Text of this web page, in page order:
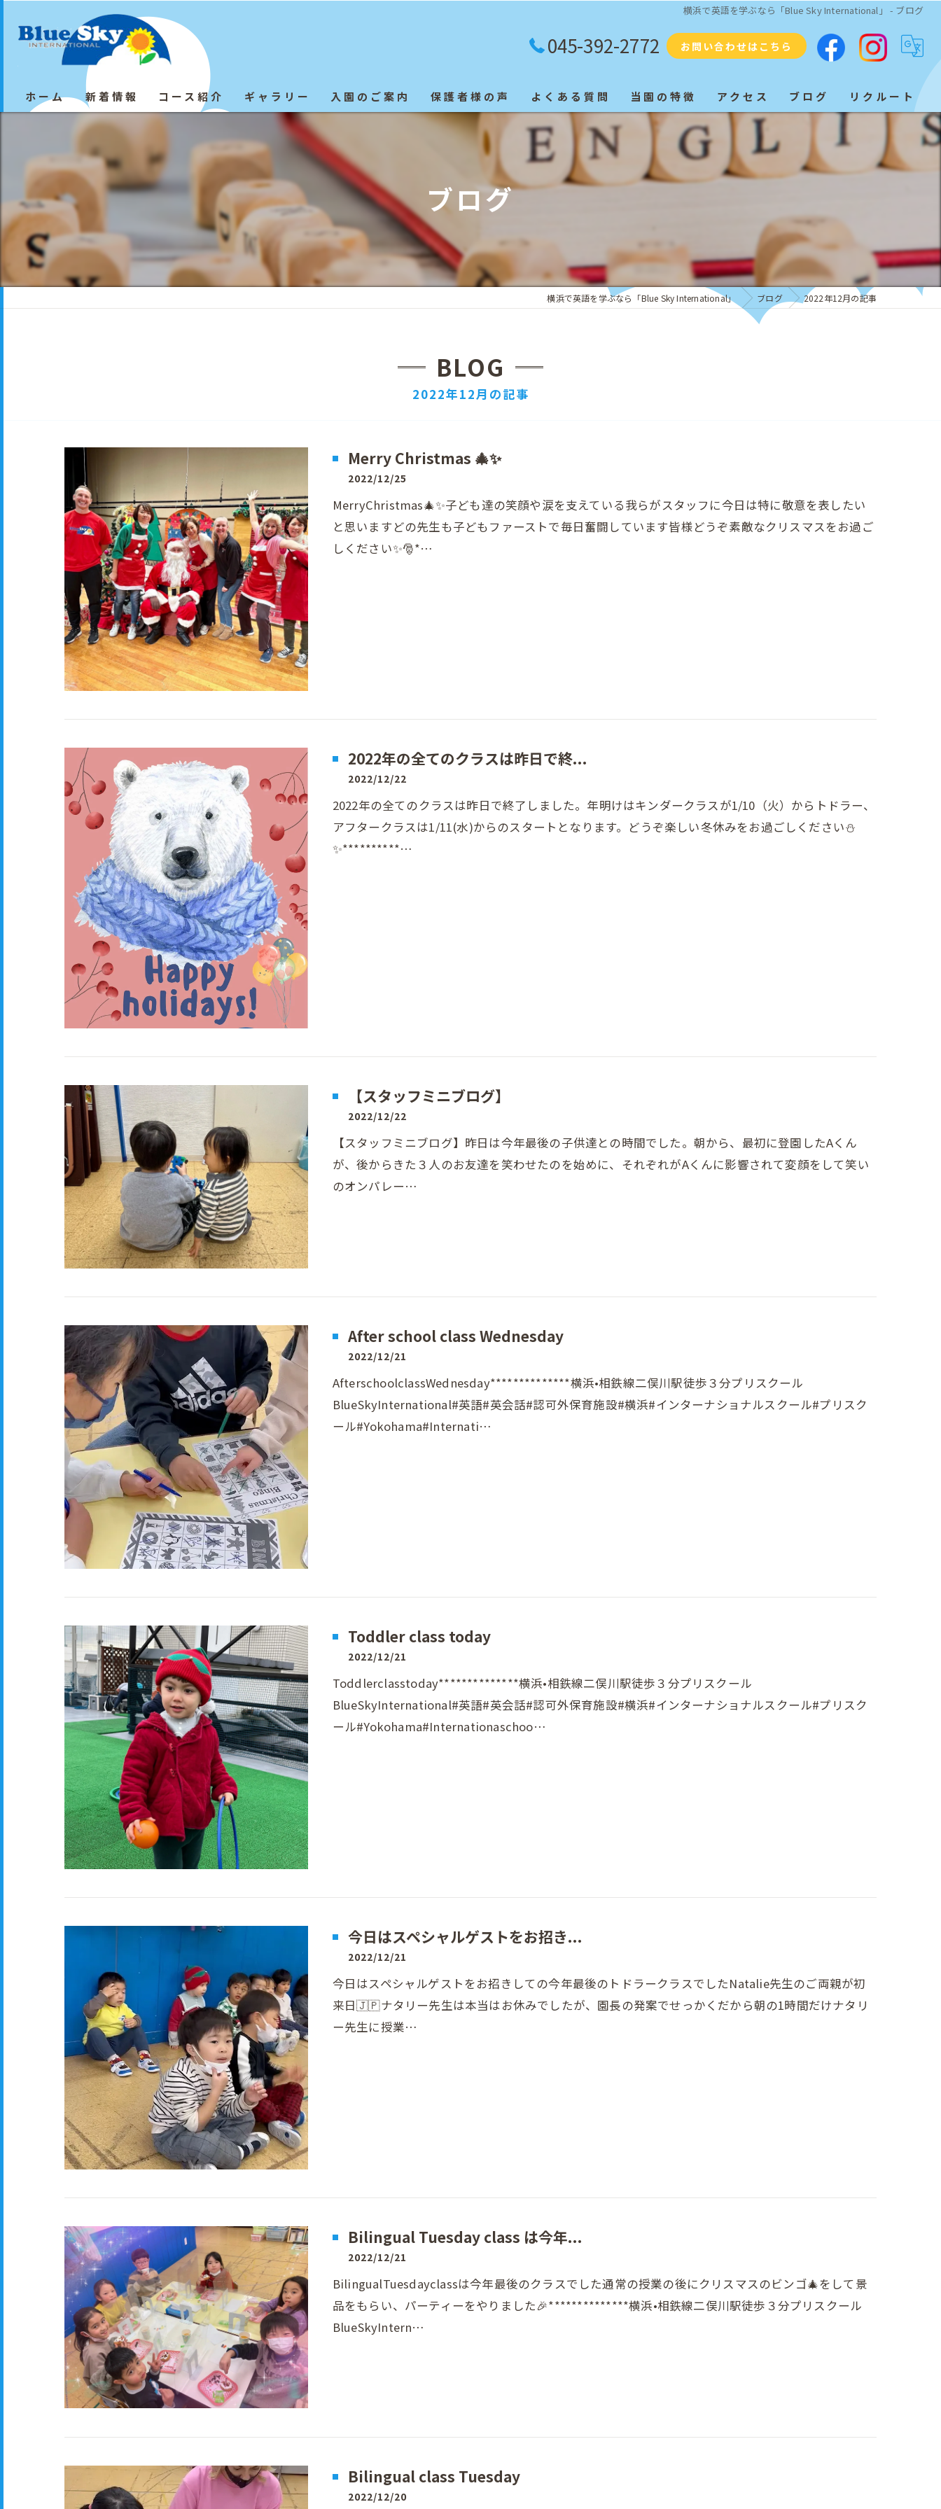
横浜で英語を学ぶなら「Blue Sky International」 - ブログ
045-392-2772 お問い合わせはこちら
ホーム 新着情報 コース紹介 ギャラリー 入園のご案内 保護者様の声 よくある質問
英検合格者
当園の特徴
プリスクール
ネイティブ
子ども
アクセス ブログ リクルート
ブログ
横浜で英語を学ぶなら「Blue Sky International」 ブログ 2022年12月の記事
BLOG
2022年12月の記事
Merry Christmas 🎄✨
2022/12/25
MerryChristmas🎄✨子ども達の笑顔や涙を支えている我らがスタッフに今日は特に敬意を表したい
と思いますどの先生も子どもファーストで毎日奮闘しています皆様どうぞ素敵なクリスマスをお過ご
しください✨🎅*…
2022年の全てのクラスは昨日で終...
2022/12/22
2022年の全てのクラスは昨日で終了しました。年明けはキンダークラスが1/10（火）からトドラー、
アフタークラスは1/11(水)からのスタートとなります。どうぞ楽しい冬休みをお過ごしください⛄️
✨**********…
【スタッフミニブログ】
2022/12/22
【スタッフミニブログ】昨日は今年最後の子供達との時間でした。朝から、最初に登園したAくん
が、後からきた３人のお友達を笑わせたのを始めに、それぞれがAくんに影響されて変顔をして笑い
のオンパレー…
After school class Wednesday
2022/12/21
AfterschoolclassWednesday**************横浜•相鉄線二俣川駅徒歩３分プリスクール
BlueSkyInternational#英語#英会話#認可外保育施設#横浜#インターナショナルスクール#プリスク
ール#Yokohama#Internati…
Toddler class today
2022/12/21
Toddlerclasstoday**************横浜•相鉄線二俣川駅徒歩３分プリスクール
BlueSkyInternational#英語#英会話#認可外保育施設#横浜#インターナショナルスクール#プリスク
ール#Yokohama#Internationaschoo…
今日はスペシャルゲストをお招き...
2022/12/21
今日はスペシャルゲストをお招きしての今年最後のトドラークラスでしたNatalie先生のご両親が初
来日🇯🇵ナタリー先生は本当はお休みでしたが、園長の発案でせっかくだから朝の1時間だけナタリ
ー先生に授業…
Bilingual Tuesday class は今年...
2022/12/21
BilingualTuesdayclassは今年最後のクラスでした通常の授業の後にクリスマスのビンゴ🎄をして景
品をもらい、パーティーをやりました🎉**************横浜•相鉄線二俣川駅徒歩３分プリスクール
BlueSkyIntern…
Bilingual class Tuesday
2022/12/20